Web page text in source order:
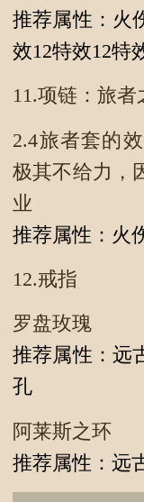
推荐属性：火
效12特效12特
11.项链：旅者
2.4旅者套的
极其不给力，
业
推荐属性：火
12.戒指
罗盘玫瑰
推荐属性：远
孔
阿莱斯之环
推荐属性：远